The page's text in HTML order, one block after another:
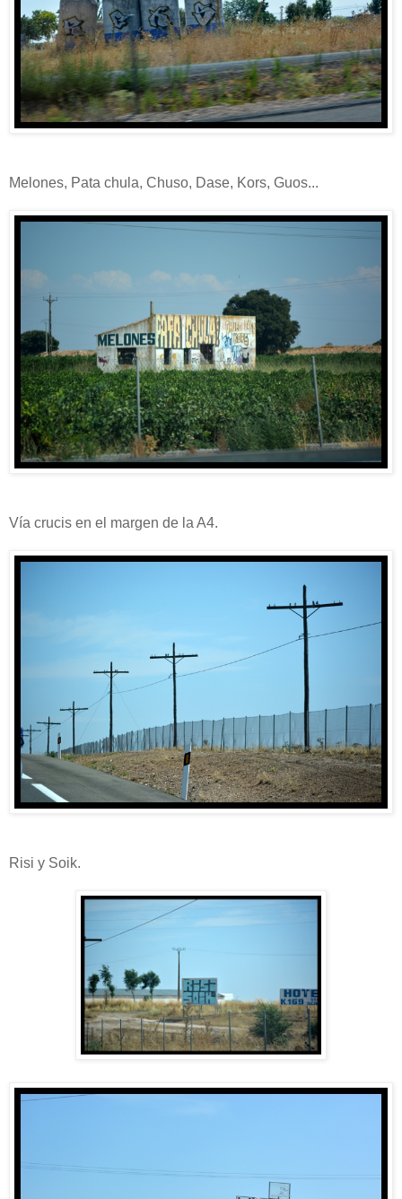
Melones, Pata chula, Chuso, Dase, Kors, Guos...
Vía crucis en el margen de la A4.
Risi y Soik.